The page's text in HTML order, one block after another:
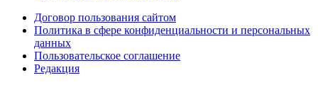
Договор пользования сайтом
Политика в сфере конфиденциальности и персональных
данных
Пользовательское соглашение
Редакция